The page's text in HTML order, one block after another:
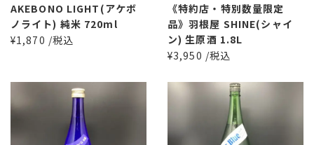
AKEBONO LIGHT(アケボ
ノライト) 純米 720ml
¥1,870 /税込
《特約店・特別数量限定
品》羽根屋 SHINE(シャイ
ン) 生原酒 1.8L
¥3,950 /税込